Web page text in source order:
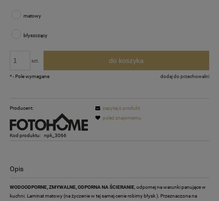
matowy
błyszczący
szt. do koszyka
dodaj do przechowalni
*- Pole wymagane
Producent:
Kod produktu: npk_3066
zapytaj o produkt
poleć znajomemu
Opis
WODOODPORNE, ZMYWALNE, ODPORNA NA ŚCIERANIE , odpornej na warunki panujące w
kuchni. Laminat matowy (na życzenie w tej samej cenie robimy błysk ). Przeznaczona na